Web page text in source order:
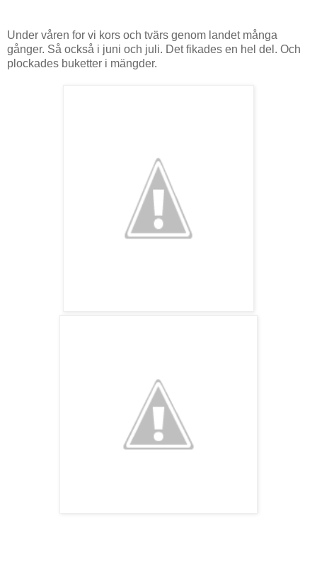
Under våren for vi kors och tvärs genom landet många
gånger. Så också i juni och juli. Det fikades en hel del. Och
plockades buketter i mängder.